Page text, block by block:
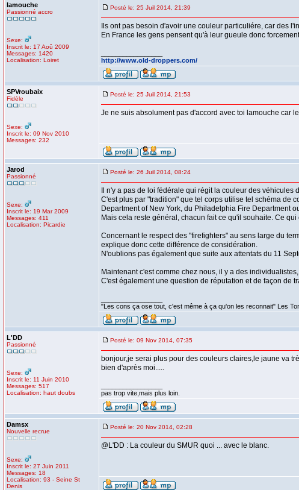
lamouche
Passionné accro
Sexe:
Inscrit le: 17 Aoû 2009
Messages: 1420
Localisation: Loiret
Posté le: 25 Juil 2014, 21:39
Ils ont pas besoin d'avoir une couleur particuliére, car des
En France les gens pensent qu'à leur gueule donc
http://www.old-droppers.com/
SPVroubaix
Fidèle
Sexe:
Inscrit le: 09 Nov 2010
Messages: 232
Posté le: 25 Juil 2014, 21:53
Je ne suis absolument pas d'accord avec toi lamouche car
Jarod
Passionné
Sexe:
Inscrit le: 19 Mar 2009
Messages: 411
Localisation: Picardie
Posté le: 26 Juil 2014, 08:24
Il n'y a pas de loi fédérale qui régit la couleur des
C'est plus par "tradition" que tel corps utilise tel schéma de
Department of New York, du Philadelphia Fire Department
Mais cela reste général, chacun fait ce qu'il souhaite. Ce
Concernant le respect des "firefighters" au sens large du
explique donc cette différence de considération.
N'oublions pas également que suite aux attentats du 11
Maintenant c'est comme chez nous, il y a des
C'est également une question de réputation et de façon de
"Les cons ça ose tout, c'est même à ça qu'on les reconnait" Les
L'DD
Passionné
Sexe:
Inscrit le: 11 Juin 2010
Messages: 517
Localisation: haut doubs
Posté le: 09 Nov 2014, 07:35
bonjour,je serai plus pour des couleurs claires,le jaune va
bien d'après moi.....
pas trop vite,mais plus loin.
Damsx
Nouvelle recrue
Sexe:
Inscrit le: 27 Juin 2011
Messages: 18
Localisation: 93 - Seine St
Denis
Posté le: 20 Nov 2014, 02:28
@L'DD : La couleur du SMUR quoi ... avec le blanc.